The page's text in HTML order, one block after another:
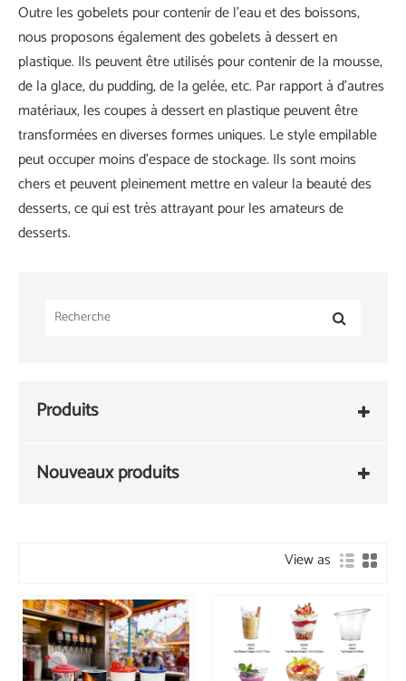
Outre les gobelets pour contenir de l'eau et des boissons,
nous proposons également des gobelets à dessert en
plastique. Ils peuvent être utilisés pour contenir de la mousse,
de la glace, du pudding, de la gelée, etc. Par rapport à d’autres
matériaux, les coupes à dessert en plastique peuvent être
transformées en diverses formes uniques. Le style empilable
peut occuper moins d'espace de stockage. Ils sont moins
chers et peuvent pleinement mettre en valeur la beauté des
desserts, ce qui est très attrayant pour les amateurs de
desserts.
Produits
Nouveaux produits
View as